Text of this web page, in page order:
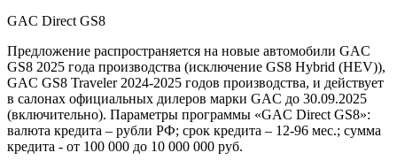
GAC Direct GS8
Предложение распространяется на новые автомобили GAC
GS8 2025 года производства (исключение GS8 Hybrid (HEV)),
GAC GS8 Traveler 2024-2025 годов производства, и действует
в салонах официальных дилеров марки GAC до 30.09.2025
(включительно). Параметры программы «GAC Direct GS8»:
валюта кредита – рубли РФ; срок кредита – 12-96 мес.; сумма
кредита - от 100 000 до 10 000 000 руб.